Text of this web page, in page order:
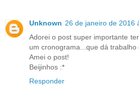
Unknown 26 de janeiro de 2016
Adorei o post super importante
um cronograma...que dá
Amei o post!
Beijinhos :*
Responder